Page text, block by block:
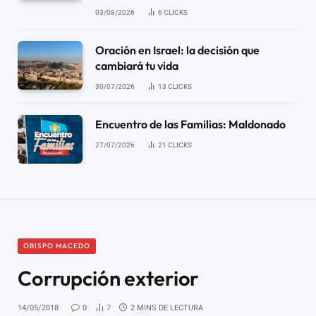
03/08/2026 6 CLICKS
Oración en Israel: la decisión que
cambiará tu vida
30/07/2026 13 CLICKS
Encuentro de las Familias: Maldonado
27/07/2026 21 CLICKS
OBISPO MACEDO
Corrupción exterior
14/05/2018 0 7 2 MINS DE LECTURA